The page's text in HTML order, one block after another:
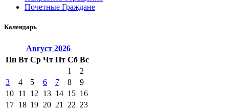
Почетные Граждане
Календарь
Август 2026
Пн Вт Ср Чт Пт Сб Вс
1
2
3
4 5 6 7 8
9
10 11 12 13 14 15 16
17 18 19 20 21 22 23